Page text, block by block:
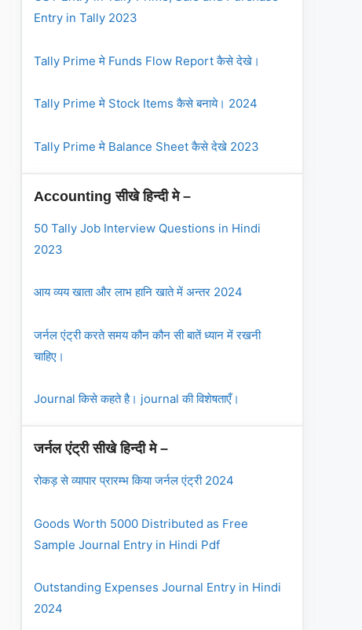
Entry in Tally 2023
Tally Prime मे Funds Flow Report कैसे देखे।
Tally Prime मे Stock Items कैसे बनाये। 2024
Tally Prime मे Balance Sheet कैसे देखे 2023
Accounting सीखे हिन्दी मे –
50 Tally Job Interview Questions in Hindi
2023
आय व्यय खाता और लाभ हानि खाते में अन्तर 2024
जर्नल एंट्री करते समय कौन कौन सी बातें ध्यान में रखनी
चाहिए।
Journal किसे कहते है। journal की विशेषताएँ।
जर्नल एंट्री सीखे हिन्दी मे –
रोकड़ से व्यापार प्रारम्भ किया जर्नल एंट्री 2024
Goods Worth 5000 Distributed as Free
Sample Journal Entry in Hindi Pdf
Outstanding Expenses Journal Entry in Hindi
2024